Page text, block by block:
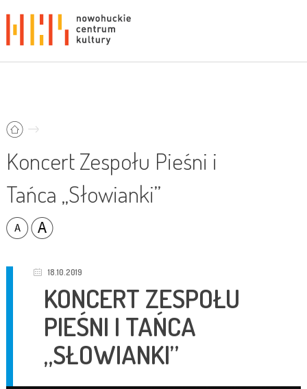
Koncert Zespołu Pieśni i
Tańca „Słowianki”
18.10.2019
KONCERT ZESPOŁU
PIEŚNI I TAŃCA
„SŁOWIANKI”